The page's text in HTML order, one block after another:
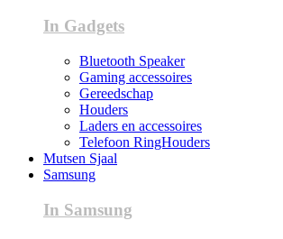
In Gadgets
Bluetooth Speaker
Gaming accessoires
Gereedschap
Houders
Laders en accessoires
Telefoon RingHouders
Mutsen Sjaal
Samsung
In Samsung